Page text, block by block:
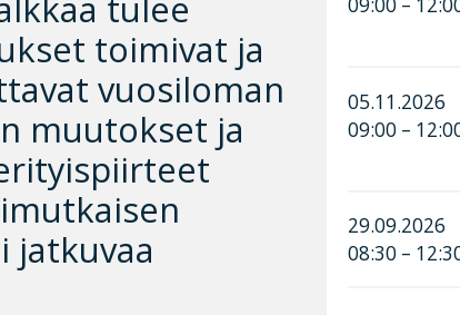
toimivat ja
vuosiloman
muutokset ja
jatkuvaa
05.11.2026
09:00 –
29.09.2026
08:30 –